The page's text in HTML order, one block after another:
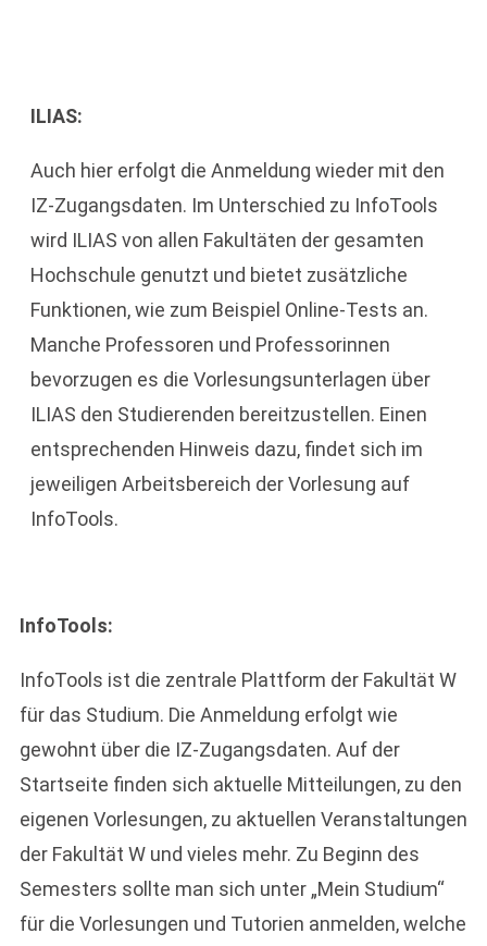
ILIAS:
Auch hier erfolgt die Anmeldung wieder mit den
IZ-Zugangsdaten. Im Unterschied zu InfoTools
wird ILIAS von allen Fakultäten der gesamten
Hochschule genutzt und bietet zusätzliche
Funktionen, wie zum Beispiel Online-Tests an.
Manche Professoren und Professorinnen
bevorzugen es die Vorlesungsunterlagen über
ILIAS den Studierenden bereitzustellen. Einen
entsprechenden Hinweis dazu, findet sich im
jeweiligen Arbeitsbereich der Vorlesung auf
InfoTools.
InfoTools:
InfoTools ist die zentrale Plattform der Fakultät W
für das Studium. Die Anmeldung erfolgt wie
gewohnt über die IZ-Zugangsdaten. Auf der
Startseite finden sich aktuelle Mitteilungen, zu den
eigenen Vorlesungen, zu aktuellen Veranstaltungen
der Fakultät W und vieles mehr. Zu Beginn des
Semesters sollte man sich unter „Mein Studium“
für die Vorlesungen und Tutorien anmelden, welche